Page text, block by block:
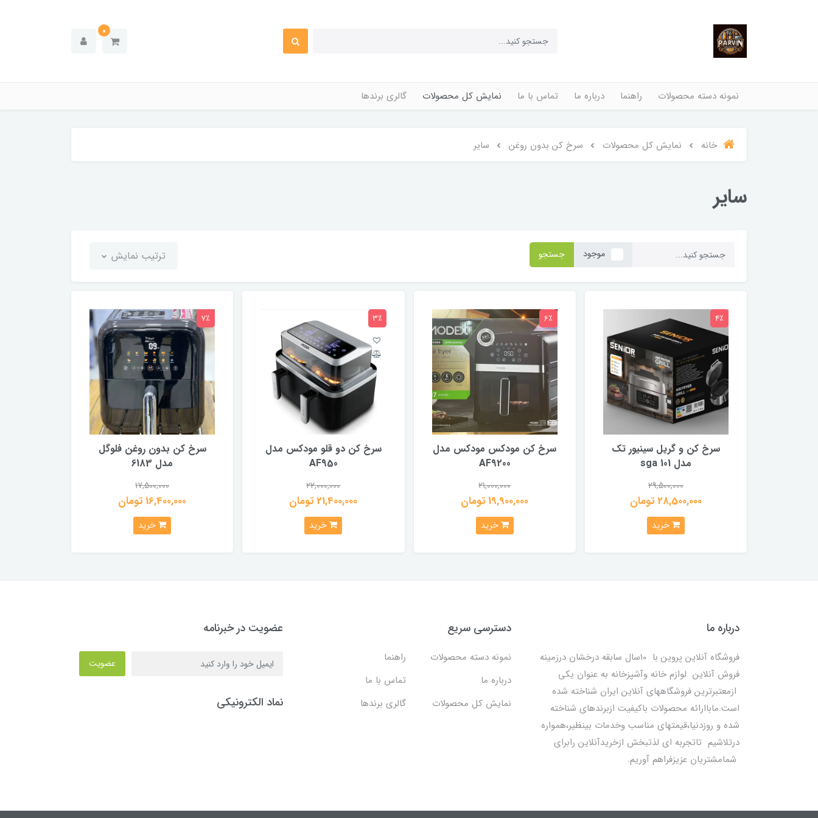
0
نمونه دسته محصولات راهنما درباره ما تماس با ما نمایش کل محصولات گالری برندها
خانه نمایش کل محصولات سرخ کن بدون روغن سایر
سایر
موجود جستجو ترتیب نمایش
سرخ کن و گریل سینیور تک
مدل sga 101
29,500,000
28,500,000 تومان
4٪
خرید
سرخ کن مودکس مودکس مدل
AF9200
21,000,000
19,900,000 تومان
6٪
خرید
سرخ کن دو قلو مودکس مدل
AF950
22,000,000
21,400,000 تومان
3٪
خرید
سرخ کن بدون روغن فلوگل
مدل 6183
17,500,000
16,400,000 تومان
7٪
خرید
درباره ما
فروشگاه آنلاین پروین با 10سال سابقه درخشان درزمینه
فروش آنلاین لوازم خانه وآشپزخانه به عنوان یکی
ازمعتبرترین فروشگاههای آنلاین ایران شناخته شده
است.ماباارائه محصولات باکیفیت ازبرندهای شناخته
شده و روزدنیا،قیمتهای مناسب وخدمات بینظیر،همواره
درتلاشیم تاتجربه ای لذتبخش ازخریدآنلاین رابرای
شمامشتریان عزیزفراهم آوریم.
دسترسی سریع
نمونه دسته محصولات
راهنما
درباره ما
تماس با ما
نمایش کل محصولات
گالری برندها
عضویت در خبرنامه
عضویت
نماد الکترونیکی